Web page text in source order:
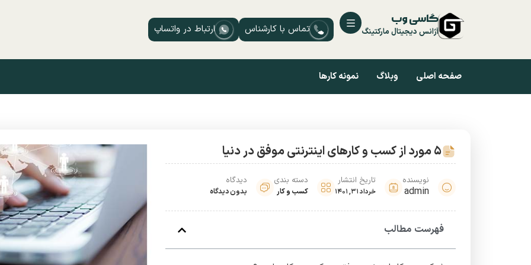
گاسی وب
آژانس دیجیتال مارکتینگ تماس با کارشناس ارتباط در واتساپ
صفحه اصلی وبلاگ نمونه کارها
5 مورد از کسب و کارهای اینترنتی موفق در دنیا
نویسنده
admin
تاریخ انتشار
خرداد 31, 1401
دسته بندی
کسب و کار
دیدگاه
بدون دیدگاه
فهرست مطالب